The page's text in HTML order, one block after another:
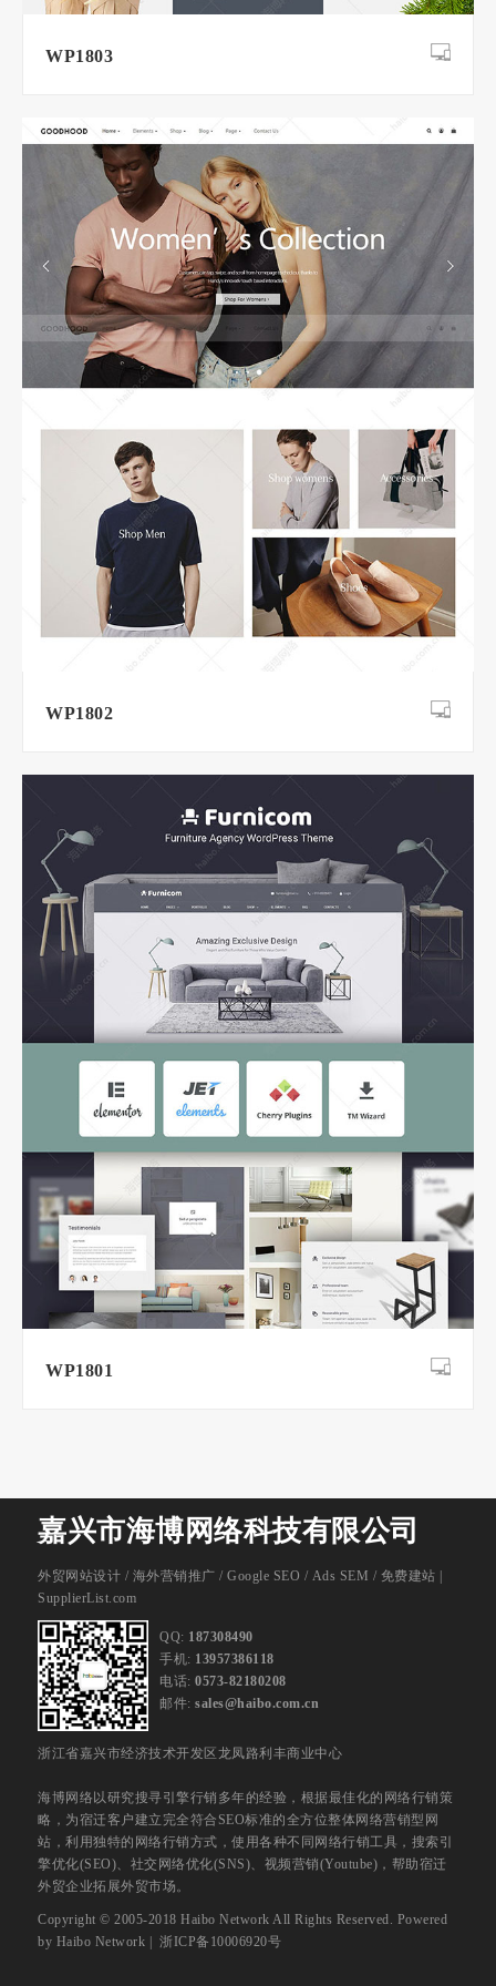
WP1803
WP1802
WP1801
嘉兴市海博网络科技有限公司
外贸网站设计 / 海外营销推广 / Google SEO / Ads SEM / 免费建站 |
SupplierList.com
QQ: 187308490
手机: 13957386118
电话: 0573-82180208
邮件: sales@haibo.com.cn
浙江省嘉兴市经济技术开发区龙凤路利丰商业中心
海博网络以研究搜寻引擎行销多年的经验，根据最佳化的网络行销策
略，为宿迁客户建立完全符合SEO标准的全方位整体网络营销型网
站，利用独特的网络行销方式，使用各种不同网络行销工具，搜索引
擎优化(SEO)、社交网络优化(SNS)、视频营销(Youtube)，帮助宿迁
外贸企业拓展外贸市场。
Copyright © 2005-2018 Haibo Network All Rights Reserved. Powered
by Haibo Network 浙ICP备10006920号